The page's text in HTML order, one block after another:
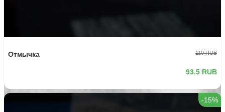
Отмычка 110 RUB
93.5 RUB
-15%